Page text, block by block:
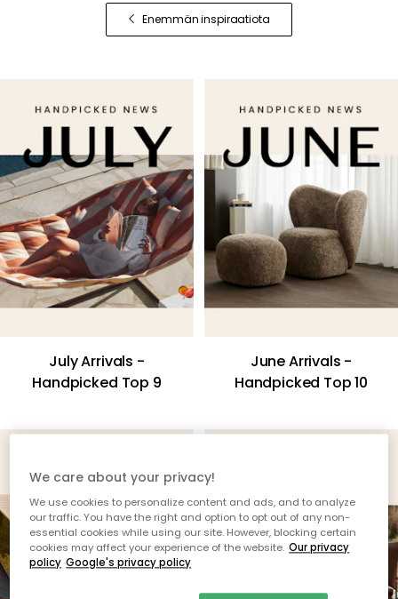
Enemmän inspiraatiota
July Arrivals -
Handpicked Top 9
June Arrivals -
Handpicked Top 10
We care about your privacy!
We use cookies to personalize content and ads, and to analyze
our traffic. You have the right and option to opt out of any non-
essential cookies while using our site. However, blocking certain
cookies may affect your experience of the website. Our privacy
policy Google's privacy policy